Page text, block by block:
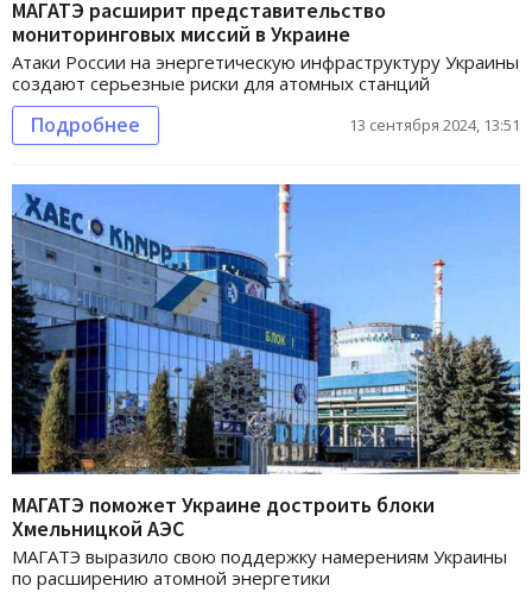
МАГАТЭ расширит представительство
мониторинговых миссий в Украине
Атаки России на энергетическую инфраструктуру Украины
создают серьезные риски для атомных станций
Подробнее 13 сентября 2024, 13:51
МАГАТЭ поможет Украине достроить блоки
Хмельницкой АЭС
МАГАТЭ выразило свою поддержку намерениям Украины
по расширению атомной энергетики